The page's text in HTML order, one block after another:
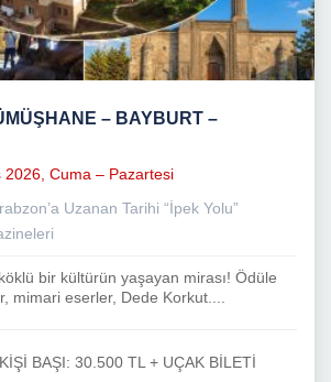
– BAYBURT –
2026, Cuma – Pazartesi
Uzanan Tarihi “İpek Yolu”
bir kültürün yaşayan mirası! Ödüle
mimari eserler, Dede Korkut....
BAŞI: 30.500 TL + UÇAK BİLETİ